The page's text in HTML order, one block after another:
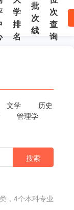
学
排
名
批
次
线
次
查
询
文学
历史
管理学
搜索
，4个本科专业